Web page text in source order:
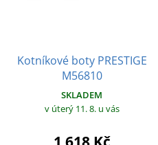
Kotníkové boty PRESTIGE
M56810
SKLADEM
v úterý 11. 8. u vás